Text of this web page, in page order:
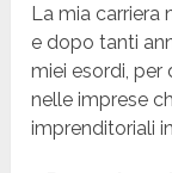
La mia carriera
e dopo tanti
miei esordi, per
nelle imprese
imprenditoriali